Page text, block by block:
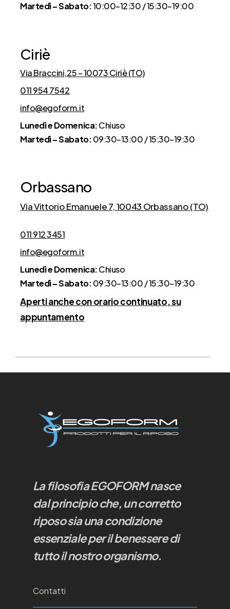
Martedì – Sabato:10:00–12:30 / 15:30–19:00
Ciriè
Via Braccini,25 – 10073 Ciriè (TO)
011 954 7542
info@egoform.it
Lunedì e Domenica:Chiuso
Martedì – Sabato:09:30–13:00 / 15:30–19:30
Orbassano
Via Vittorio Emanuele 7, 10043 Orbassano (TO)
011 912 3451
info@egoform.it
Lunedì e Domenica:Chiuso
Martedì – Sabato:09:30–13:00 / 15:30–19:30
Aperti anche con orario continuato, su
appuntamento
La filosofia EGOFORM nasce
dal principio che, un corretto
riposo sia una condizione
essenziale per il benessere di
tutto il nostro organismo.
Contatti